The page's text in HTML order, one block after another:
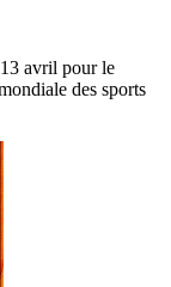
avril pour le
des sports